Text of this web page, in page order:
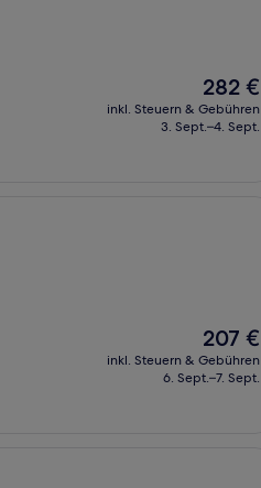
Der
Preis
beträgt
282 €
inkl. Steuern & Gebühren
3. Sept.–4. Sept.
Der
Preis
beträgt
207 €
inkl. Steuern & Gebühren
6. Sept.–7. Sept.